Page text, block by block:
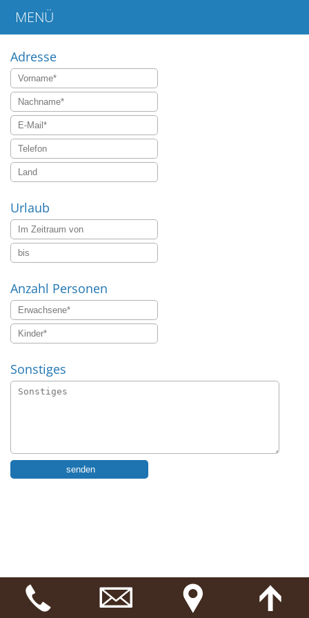
MENÜ
Adresse
Urlaub
Anzahl Personen
Sonstiges